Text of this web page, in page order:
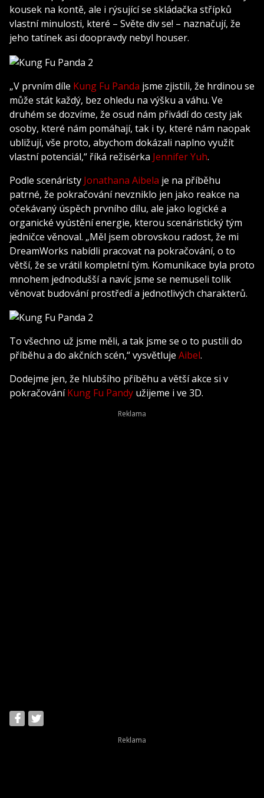
kousek na kontě, ale i rýsující se skládačka střípků
vlastní minulosti, které – Světe div se! – naznačují, že
jeho tatínek asi doopravdy nebyl houser.
„V prvním díle Kung Fu Panda jsme zjistili, že hrdinou se
může stát každý, bez ohledu na výšku a váhu. Ve
druhém se dozvíme, že osud nám přivádí do cesty jak
osoby, které nám pomáhají, tak i ty, které nám naopak
ubližují, vše proto, abychom dokázali naplno využít
vlastní potenciál,“ říká režisérka Jennifer Yuh.
Podle scenáristy Jonathana Aibela je na příběhu
patrné, že pokračování nevzniklo jen jako reakce na
očekávaný úspěch prvního dílu, ale jako logické a
organické vyústění energie, kterou scenáristický tým
jedničce věnoval. „Měl jsem obrovskou radost, že mi
DreamWorks nabídli pracovat na pokračování, o to
větší, že se vrátil kompletní tým. Komunikace byla proto
mnohem jednodušší a navíc jsme se nemuseli tolik
věnovat budování prostředí a jednotlivých charakterů.
To všechno už jsme měli, a tak jsme se o to pustili do
příběhu a do akčních scén,“ vysvětluje Aibel.
Dodejme jen, že hlubšího příběhu a větší akce si v
pokračováníKung Fu Pandy užijeme i ve 3D.